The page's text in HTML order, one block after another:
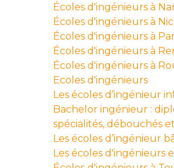
Écoles d'ingénieurs à
Écoles d'ingénieurs à
Écoles d'ingénieurs à
Écoles d'ingénieurs à
Écoles d'ingénieurs à
Ecoles d'ingénieurs
Les écoles d’ingénieur
Bachelor ingénieur :
spécialités, débouchés
Les écoles d’ingénieur
Les écoles d'ingénieurs